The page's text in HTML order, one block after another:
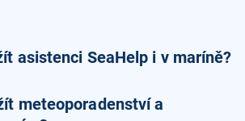
asistenci SeaHelp i v maríně?
meteoporadenství a